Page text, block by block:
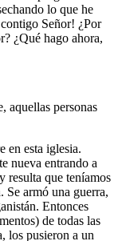
lo que he
Señor! ¿Por
¿Qué hago ahora,
aquellas personas
en esta iglesia.
nueva entrando a
resulta que teníamos
Se armó una guerra,
Entonces
de todas las
los pusieron a un